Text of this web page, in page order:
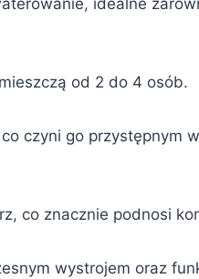
idealne
od 2 do 4 osób.
czyni go przystępnym
co znacznie podnosi
wystrojem oraz